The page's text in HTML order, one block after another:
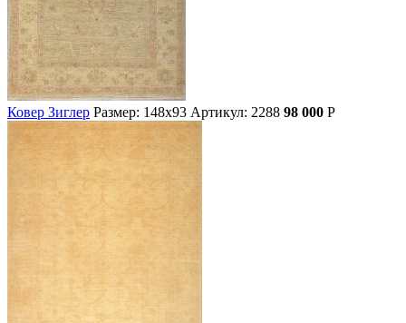
Ковер Зиглер Размер: 148х93 Артикул: 2288 98 000 Р